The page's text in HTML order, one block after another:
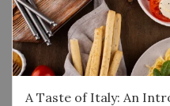
A Taste of Italy: An